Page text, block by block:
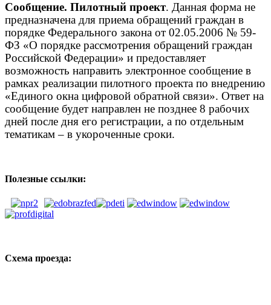
Сообщение. Пилотный проект. Данная форма не
предназначена для приема обращений граждан в
порядке Федерального закона от 02.05.2006 № 59-
ФЗ «О порядке рассмотрения обращений граждан
Российской Федерации» и предоставляет
возможность направить электронное сообщение в
рамках реализации пилотного проекта по внедрению
«Единого окна цифровой обратной связи». Ответ на
сообщение будет направлен не позднее 8 рабочих
дней после дня его регистрации, а по отдельным
тематикам – в укороченные сроки.
Полезные ссылки:
Схема проезда: